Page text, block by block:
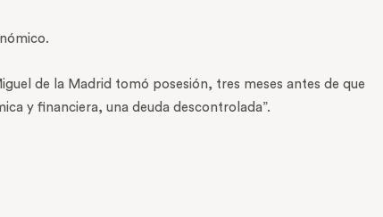
de la Madrid tomó posesión, tres meses antes de que
y financiera, una deuda descontrolada”.